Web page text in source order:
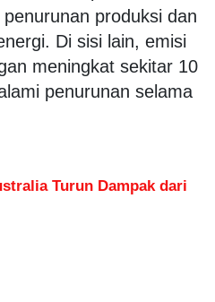
produksi dan
Di sisi lain, emisi
meningkat sekitar 10
penurunan selama
Turun Dampak dari